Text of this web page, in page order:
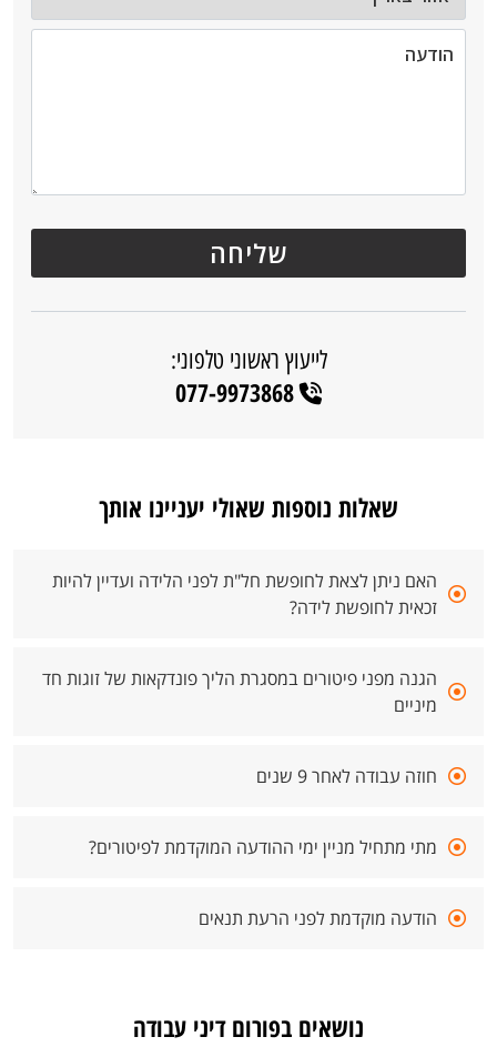
לייעוץ ראשוני טלפוני:
077-9973868
שאלות נוספות שאולי יעניינו אותך
האם ניתן לצאת לחופשת חל"ת לפני הלידה ועדיין להיות
זכאית לחופשת לידה?
הגנה מפני פיטורים במסגרת הליך פונדקאות של זוגות חד
מיניים
חוזה עבודה לאחר 9 שנים
מתי מתחיל מניין ימי ההודעה המוקדמת לפיטורים?
הודעה מוקדמת לפני הרעת תנאים
נושאים בפורום דיני עבודה